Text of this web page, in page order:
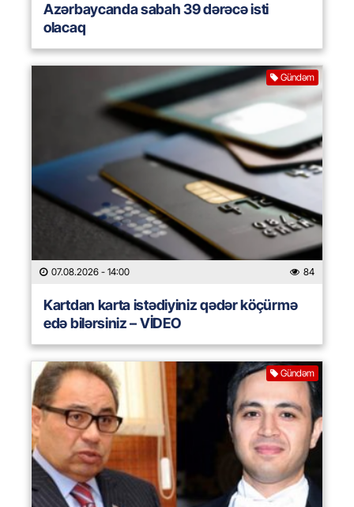
Azərbaycanda sabah 39 dərəcə isti
olacaq
Gündəm
07.08.2026 - 14:00 84
Kartdan karta istədiyiniz qədər köçürmə
edə bilərsiniz – VİDEO
Gündəm